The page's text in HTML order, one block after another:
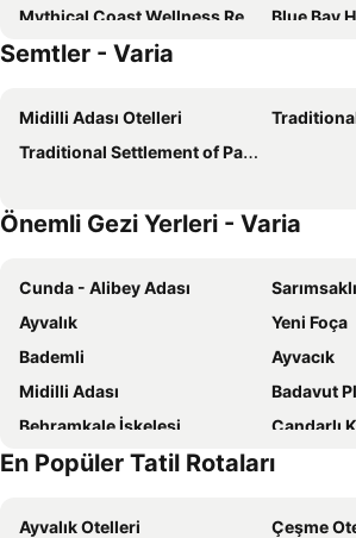
Mythical Coast Wellness Retreat
Blue Bay
Golden Sun Rooms
Orfeas Hotel
Olympias
Oikies Small Elegant Houses
Porto Lesvos hotel
ISSA
Blue Waves Apartments
Hotel
DIAMOND VIEW
Aigeiros
Ενοικιαζόμενα δωμάτια ΣΟΛΩΝΑΣ
Geras Olive
Harmony
Magnolia
Elia Village
Semtler - Varia
Midilli Adası Otelleri
Traditional
Traditional Settlement of Panaghiouda Otelleri
Önemli Gezi Yerleri - Varia
Cunda - Alibey Adası
Ayvalık
Yeni Foça
Bademli
Ayvacık
Midilli Adası
Badavut
Behramkale İskelesi
Çandarlı
Yeni Foça Halk Plajı
Ayvalık
Artur Güvercin Koyu
Dikili
En Popüler Tatil Rotaları
Ayvalık Otelleri
Çeşme